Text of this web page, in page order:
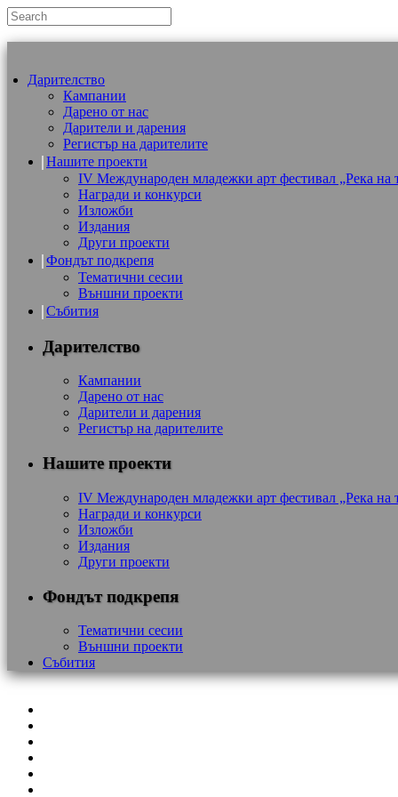
Дарителство
Кампании
Дарено от нас
Дарители и дарения
Регистър на дарителите
Нашите проекти
IV Международен младежки арт фестивал „Река на
Награди и конкурси
Изложби
Издания
Други проекти
Фондът подкрепя
Тематични сесии
Външни проекти
Събития
Дарителство
Кампании
Дарено от нас
Дарители и дарения
Регистър на дарителите
Нашите проекти
IV Международен младежки арт фестивал „Река на
Награди и конкурси
Изложби
Издания
Други проекти
Фондът подкрепя
Тематични сесии
Външни проекти
Събития